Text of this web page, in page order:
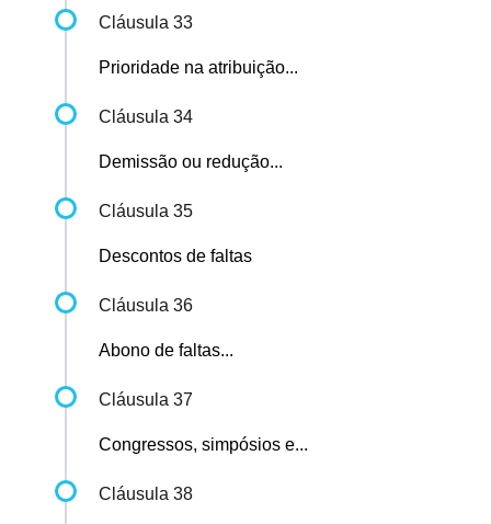
Cláusula 33
Prioridade na atribuição...
Cláusula 34
Demissão ou redução...
Cláusula 35
Descontos de faltas
Cláusula 36
Abono de faltas...
Cláusula 37
Congressos, simpósios e...
Cláusula 38